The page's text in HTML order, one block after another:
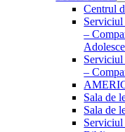
Centrul
Serviciul
–
Serviciul
–
Sala de
Sala de
Serviciul